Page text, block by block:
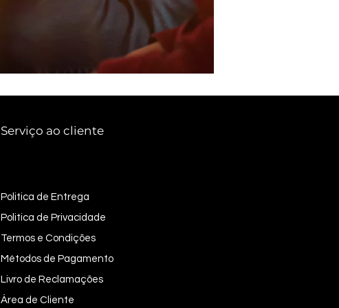
Serviço ao cliente
Politica de Entrega
Politica de Privacidade
Termos e Condições
Métodos de Pagamento
Livro de Reclamações
Área de Cliente